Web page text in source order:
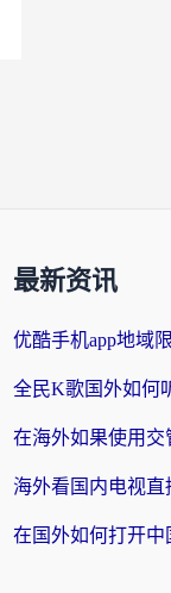
最新资讯